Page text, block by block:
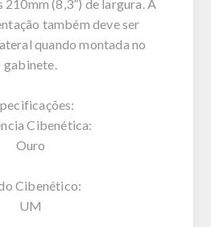
210mm (8,3”) de largura. A
também deve ser
quando montada no
gabinete.
Cibenética:
Ouro
Cibenético:
UM